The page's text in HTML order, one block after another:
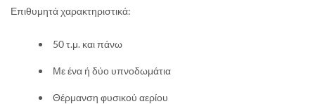
Επιθυμητά χαρακτηριστικά:
50 τ.μ. και πάνω
Με ένα ή δύο υπνοδωμάτια
Θέρμανση φυσικού αερίου